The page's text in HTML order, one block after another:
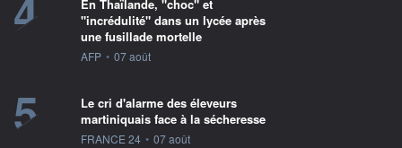
4
En Thaïlande, "choc" et
"incrédulité" dans un lycée après
une fusillade mortelle
information fournie par
AFP • 07 août
5
Le cri d'alarme des éleveurs
martiniquais face à la sécheresse
information fournie par
FRANCE 24 • 07 août